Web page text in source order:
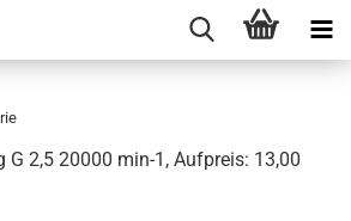
G 2,5 20000 min-1, Aufpreis: 13,00